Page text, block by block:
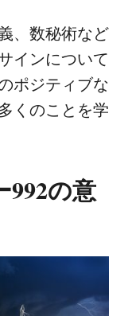
、数秘術など
インについて
ポジティブな
くのことを学
の意